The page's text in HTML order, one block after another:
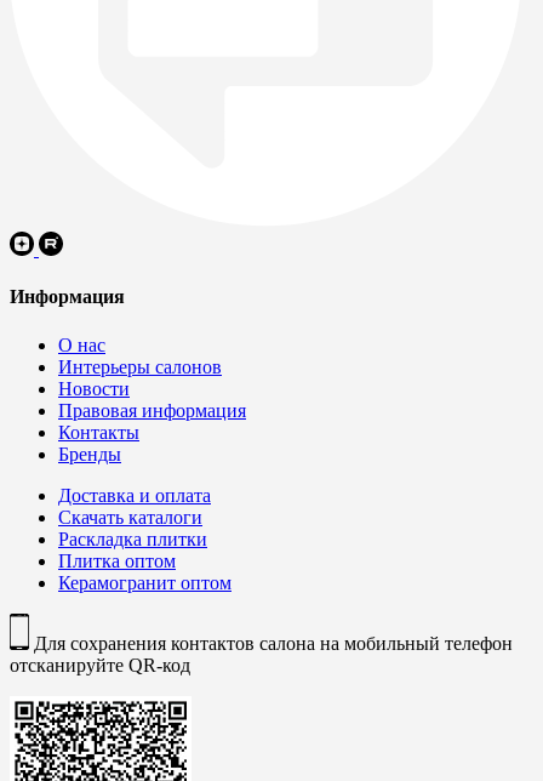
Информация
О нас
Интерьеры салонов
Новости
Правовая информация
Контакты
Бренды
Доставка и оплата
Скачать каталоги
Раскладка плитки
Плитка оптом
Керамогранит оптом
Для сохранения контактов салона на мобильный телефон
отсканируйте QR-код